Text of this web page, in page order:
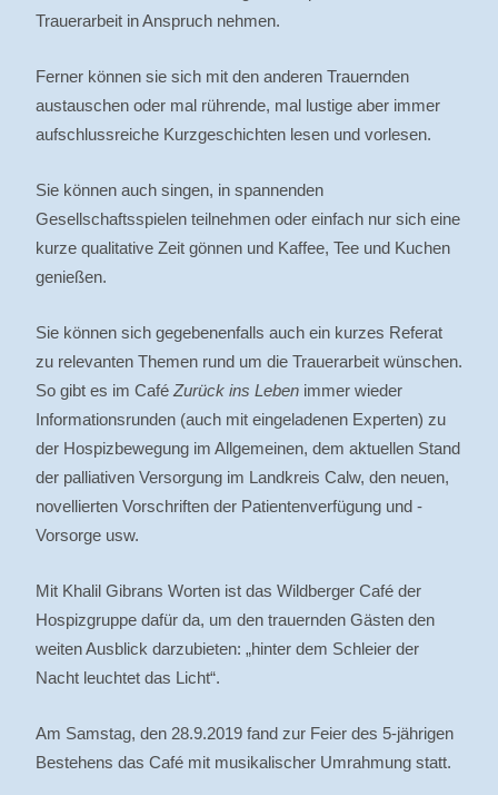
Trauerarbeit in Anspruch nehmen.
Ferner können sie sich mit den anderen Trauernden
austauschen oder mal rührende, mal lustige aber immer
aufschlussreiche Kurzgeschichten lesen und vorlesen.
Sie können auch singen, in spannenden
Gesellschaftsspielen teilnehmen oder einfach nur sich eine
kurze qualitative Zeit gönnen und Kaffee, Tee und Kuchen
genießen.
Sie können sich gegebenenfalls auch ein kurzes Referat
zu relevanten Themen rund um die Trauerarbeit wünschen.
So gibt es im Café Zurück ins Leben immer wieder
Informationsrunden (auch mit eingeladenen Experten) zu
der Hospizbewegung im Allgemeinen, dem aktuellen Stand
der palliativen Versorgung im Landkreis Calw, den neuen,
novellierten Vorschriften der Patientenverfügung und -
Vorsorge usw.
Mit Khalil Gibrans Worten ist das Wildberger Café der
Hospizgruppe dafür da, um den trauernden Gästen den
weiten Ausblick darzubieten: „hinter dem Schleier der
Nacht leuchtet das Licht“.
Am Samstag, den 28.9.2019 fand zur Feier des 5-jährigen
Bestehens das Café mit musikalischer Umrahmung statt.